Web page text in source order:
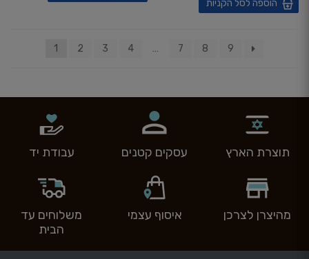
הוספה לסל הקניות
1 2 3 4 … 7 8 9
תוצרת הארץ עסקים קטנים עבודת יד
מהיצרן לצרכן איסוף עצמי
משלוחים עד
הבית